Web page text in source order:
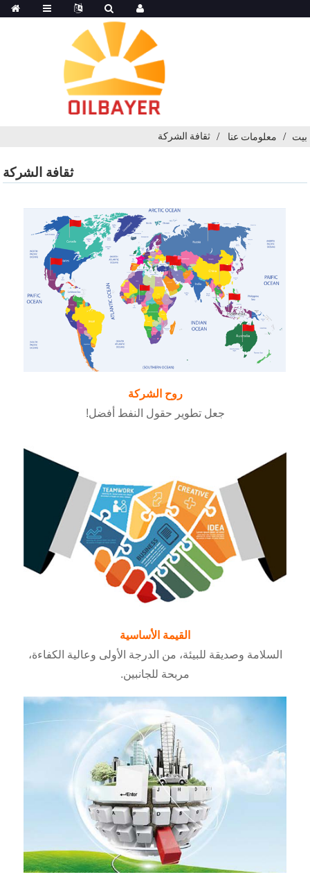
بيت معلومات عنا ثقافة الشركة
ثقافة الشركة
روح الشركة
جعل تطوير حقول النفط أفضل!
القيمة الأساسية
السلامة وصديقة للبيئة، من الدرجة الأولى وعالية الكفاءة،
مربحة للجانبين.